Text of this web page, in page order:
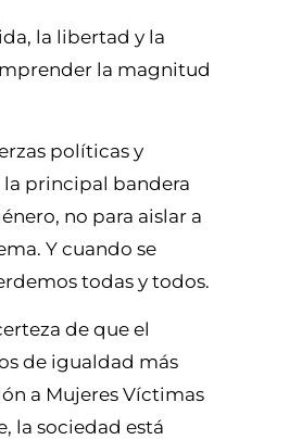
la libertad y la
la magnitud
políticas y
la principal bandera
no para aislar a
Y cuando se
todas y todos.
de que el
de igualdad más
a Mujeres Víctimas
la sociedad está